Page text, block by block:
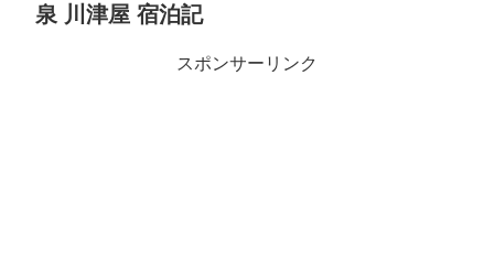
泉 川津屋 宿泊記
スポンサーリンク